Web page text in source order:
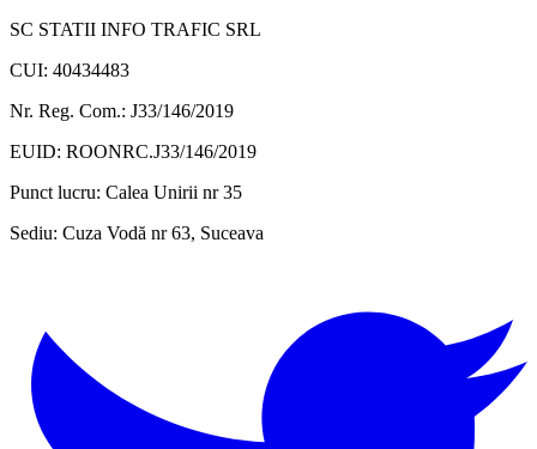
SC STATII INFO TRAFIC SRL
CUI: 40434483
Nr. Reg. Com.: J33/146/2019
EUID: ROONRC.J33/146/2019
Punct lucru: Calea Unirii nr 35
Sediu: Cuza Vodă nr 63, Suceava